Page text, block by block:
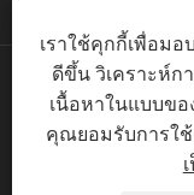
ลิขสิทธิ์© บริษัท
Links | Sitemap
เราใช้คุกกี้เพื่อม
ดีขึ้น วิเคราะห์ก
เนื้อหาในแบบข
คุณยอมรับการใช้